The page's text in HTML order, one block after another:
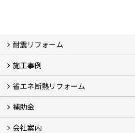
耐震リフォーム
空設計の耐震診断
耐震診断と耐震補強 動画
耐震診断レポート
減災セミナー・耐震基準と熊本地震
耐震診断と耐震補強 解説
耐震診断Q&A
施工事例
施工事例
浴室の劣化改修と耐震補強 動画
浴室の劣化改修と耐震補強①
浴室の劣化改修と耐震補強②
省エネ断熱リフォーム
省エネ診断
省エネリフォーム
補助金
住宅性能表示制度
住宅断熱改修促進事業補助金2026
給湯省エネ2026
先進的窓リノベ2026
長期優良住宅化リフォーム推進事業
市川市耐震補助金
船橋市耐震補助金
浦安市耐震補助金
松戸市耐震補助金
四街道市耐震補助金
佐倉市耐震補助金
成田市耐震補助金
会社案内